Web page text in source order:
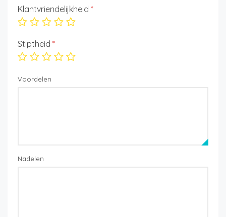
Klantvriendelijkheid *
Stiptheid *
Voordelen
Nadelen